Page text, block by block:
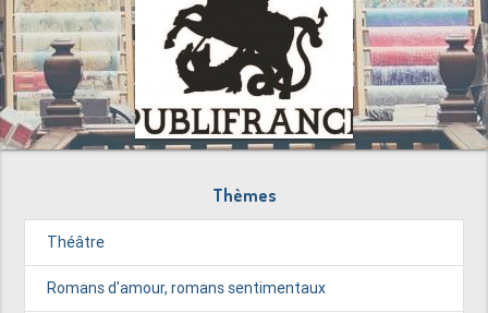
Publifrance
Thèmes
Théâtre
Romans d'amour, romans sentimentaux